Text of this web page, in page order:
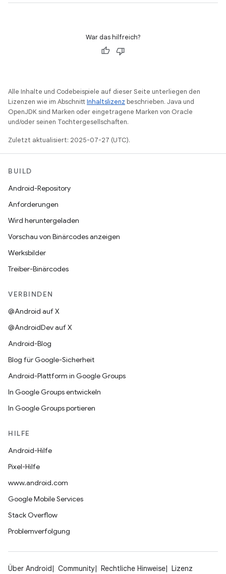
War das hilfreich?
Alle Inhalte und Codebeispiele auf dieser Seite unterliegen den
Lizenzen wie im AbschnittInhaltslizenz beschrieben. Java und
OpenJDK sind Marken oder eingetragene Marken von Oracle
und/oder seinen Tochtergesellschaften.
Zuletzt aktualisiert: 2025-07-27 (UTC).
BUILD
Android-Repository
Anforderungen
Wird heruntergeladen
Vorschau von Binärcodes anzeigen
Werksbilder
Treiber-Binärcodes
VERBINDEN
@Android auf X
@AndroidDev auf X
Android-Blog
Blog für Google-Sicherheit
Android-Plattform in Google Groups
In Google Groups entwickeln
In Google Groups portieren
HILFE
Android-Hilfe
Pixel-Hilfe
www.android.com
Google Mobile Services
Stack Overflow
Problemverfolgung
Über Android Community Rechtliche Hinweise
Lizenz